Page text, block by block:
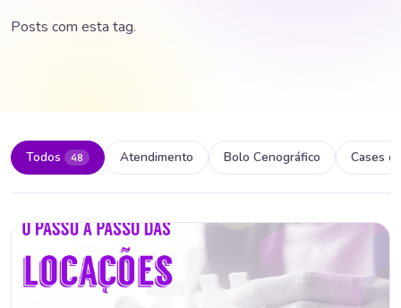
Posts com esta tag.
Todos 48 Atendimento Bolo Cenográfico Cases